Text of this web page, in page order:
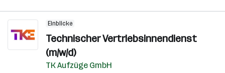
Einblicke
Technischer Vertriebsinnendienst
(m/w/d)
TK Aufzüge GmbH